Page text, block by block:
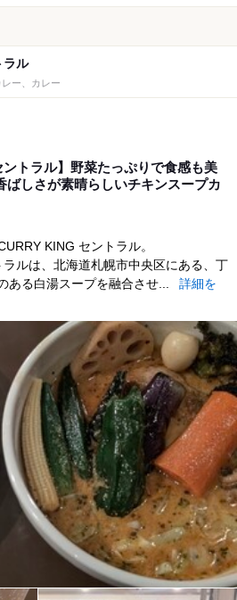
ラル
ー、カレー
ントラル】野菜たっぷりで食感も美
ばしさが素晴らしいチキンスープカ
KING セントラル。
ルは、北海道札幌市中央区にある、丁
ある白湯スープを融合させ...
詳細を